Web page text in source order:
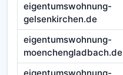
eigentumswohnung-
gelsenkirchen.de
eigentumswohnung-
moenchengladbach.de